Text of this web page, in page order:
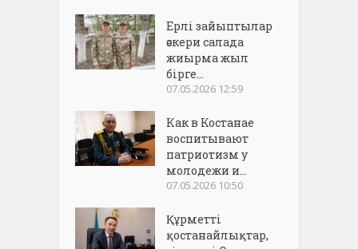
Ерлі зайыптылар
әскери салада
жиырма жыл
бірге...
07.05.2026 12:59
Как в Костанае
воспитывают
патриотизм у
молодежи и...
07.05.2026 10:50
Құрметті
қостанайлықтар,